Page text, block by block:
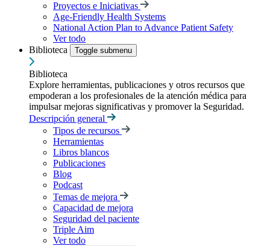
Proyectos e Iniciativas
Age-Friendly Health Systems
National Action Plan to Advance Patient Safety
Ver todo
Biblioteca
Toggle submenu
Biblioteca
Explore herramientas, publicaciones y otros recursos que
empoderan a los profesionales de la atención médica para
impulsar mejoras significativas y promover la Seguridad.
Descripción general
Tipos de recursos
Herramientas
Libros blancos
Publicaciones
Blog
Podcast
Temas de mejora
Capacidad de mejora
Seguridad del paciente
Triple Aim
Ver todo